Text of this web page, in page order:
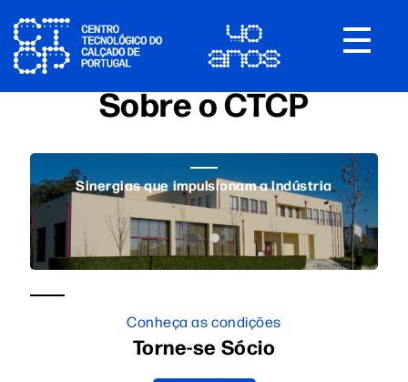
Toggle
Sobre o CTCP
Sinergias que impulsionam a Indústria / Felgueiras
Conheça as condições
Torne-se Sócio